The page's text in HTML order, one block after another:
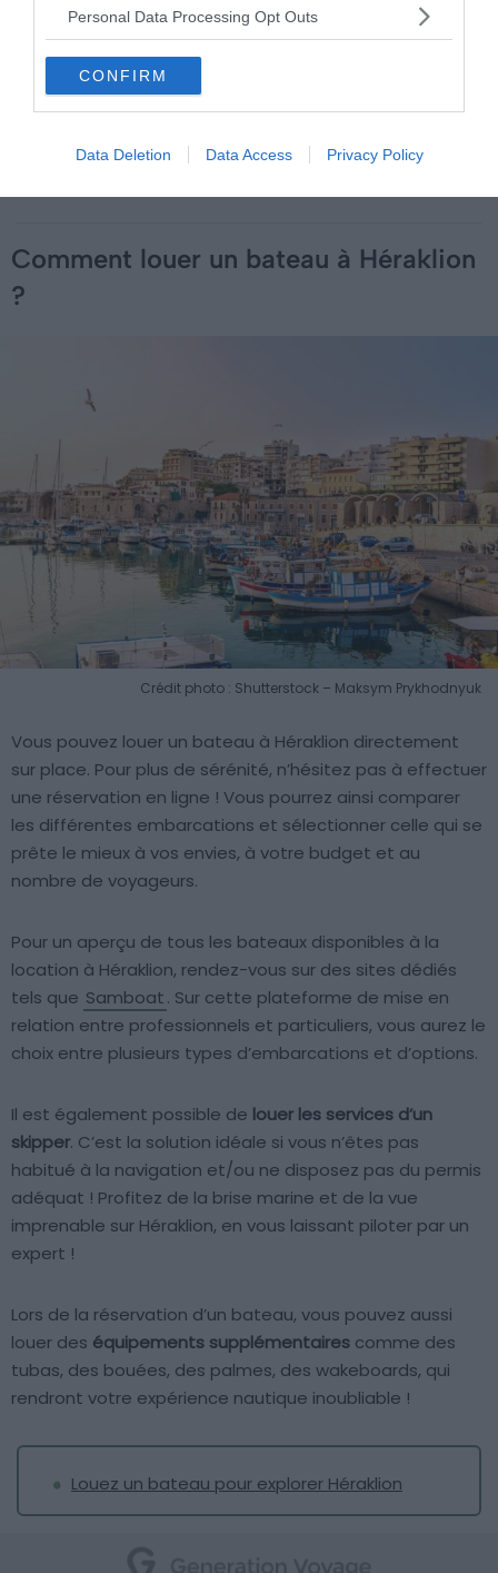
Personal Data Processing Opt Outs
CONFIRM
Data Deletion Data Access Privacy Policy
faire
Airbnb Héraklion : les meilleures locations Airbnb à
Héraklion
13 excursions à la journée à faire depuis Héraklion en
Dans quel quartier loger à Héraklion ?
Comment louer un bateau à Héraklion
?
Crédit photo : Shutterstock – Maksym Prykhodnyuk
Vous pouvez louer un bateau à Héraklion directement
sur place. Pour plus de sérénité, n’hésitez pas à effectuer
une réservation en ligne ! Vous pourrez ainsi comparer
les différentes embarcations et sélectionner celle qui se
prête le mieux à vos envies, à votre budget et au
nombre de voyageurs.
Pour un aperçu de tous les bateaux disponibles à la
location à Héraklion, rendez-vous sur des sites dédiés
tels que Samboat. Sur cette plateforme de mise en
relation entre professionnels et particuliers, vous aurez le
choix entre plusieurs types d’embarcations et d’options.
Il est également possible de louer les services d’un
skipper. C’est la solution idéale si vous n’êtes pas
habitué à la navigation et/ou ne disposez pas du permis
adéquat ! Profitez de la brise marine et de la vue
imprenable sur Héraklion, en vous laissant piloter par un
expert !
Lors de la réservation d’un bateau, vous pouvez aussi
louer des équipements supplémentaires comme des
tubas, des bouées, des palmes, des wakeboards, qui
rendront votre expérience nautique inoubliable !
Louez un bateau pour explorer Héraklion